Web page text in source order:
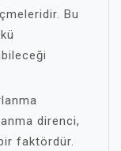
Bu
direnci,
faktördür.